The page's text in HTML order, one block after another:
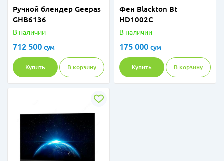
Ручной блендер Geepas
GHB6136
В наличии
712 500 сум
Купить В корзину
Фен Blackton Bt
HD1002C
В наличии
175 000 сум
Купить В корзину